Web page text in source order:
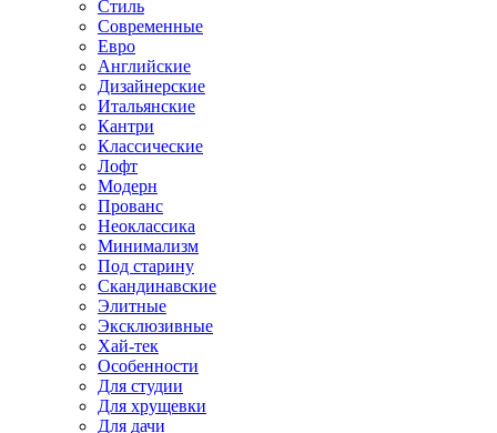
Стиль
Современные
Евро
Английские
Дизайнерские
Итальянские
Кантри
Классические
Лофт
Модерн
Прованс
Неоклассика
Минимализм
Под старину
Скандинавские
Элитные
Эксклюзивные
Хай-тек
Особенности
Для студии
Для хрущевки
Для дачи